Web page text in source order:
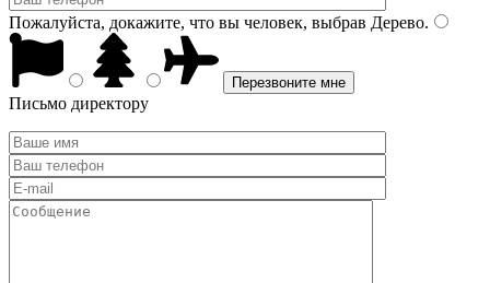
Пожалуйста, докажите, что вы человек, выбрав Дерево.
Письмо директору